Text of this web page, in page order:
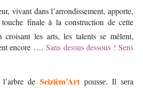
vivant dans l’arrondissement, apporte,
finale à la construction de cette
les arts, les talents se mêlent,
encore …. Sans dessus dessous ! Sens
l’arbre deSeizièm’Art pousse. Il sera